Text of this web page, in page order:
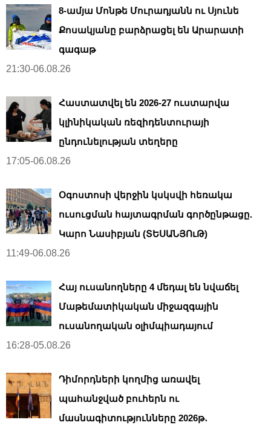
8-ամյա Մոնթե Մուրադյանն ու Սյունե
Քոսակյանը բարձրացել են Արարատի
գագաթ
21:30-06.08.26
Հաստատվել են 2026-27 ուստարվա
կլինիկական ռեզիդենտուրայի
ընդունելության տեղերը
17:05-06.08.26
Օգոստոսի վերջին կսկսվի հեռակա
ուսուցման հայտագրման գործընթացը.
Կարո Նասիբյան (ՏԵՍԱՆՅՈւԹ)
11:49-06.08.26
Հայ ուսանողները 4 մեդալ են նվաճել
Մաթեմատիկական միջազգային
ուսանողական օլիմպիադայում
16:28-05.08.26
Դիմորդների կողմից առավել
պահանջված բուհերն ու
մասնագիտությունները 2026թ․